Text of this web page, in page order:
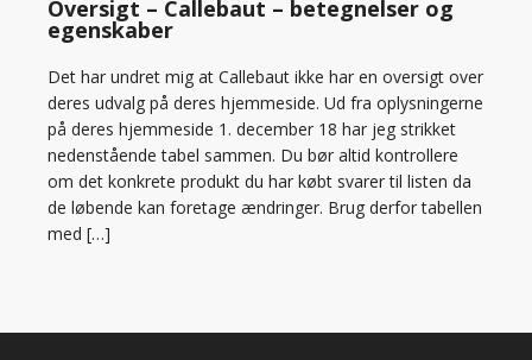
Oversigt – Callebaut – betegnelser og
egenskaber
Det har undret mig at Callebaut ikke har en oversigt over
deres udvalg på deres hjemmeside. Ud fra oplysningerne
på deres hjemmeside 1. december 18 har jeg strikket
nedenstående tabel sammen. Du bør altid kontrollere
om det konkrete produkt du har købt svarer til listen da
de løbende kan foretage ændringer. Brug derfor tabellen
med […]